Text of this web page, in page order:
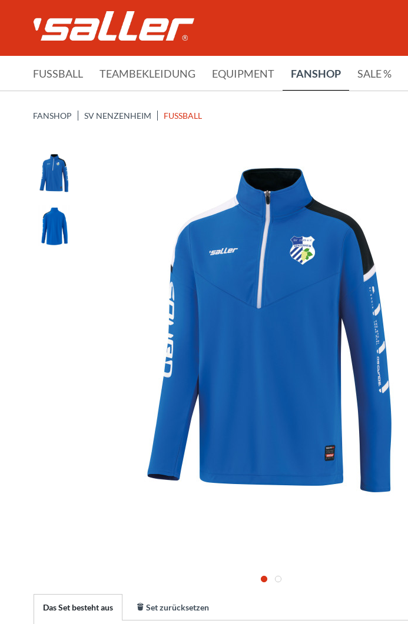
FUSSBALL TEAMBEKLEIDUNG EQUIPMENT FANSHOP SALE %
FANSHOP SV NENZENHEIM FUSSBALL
Das Set besteht aus Set zurücksetzen